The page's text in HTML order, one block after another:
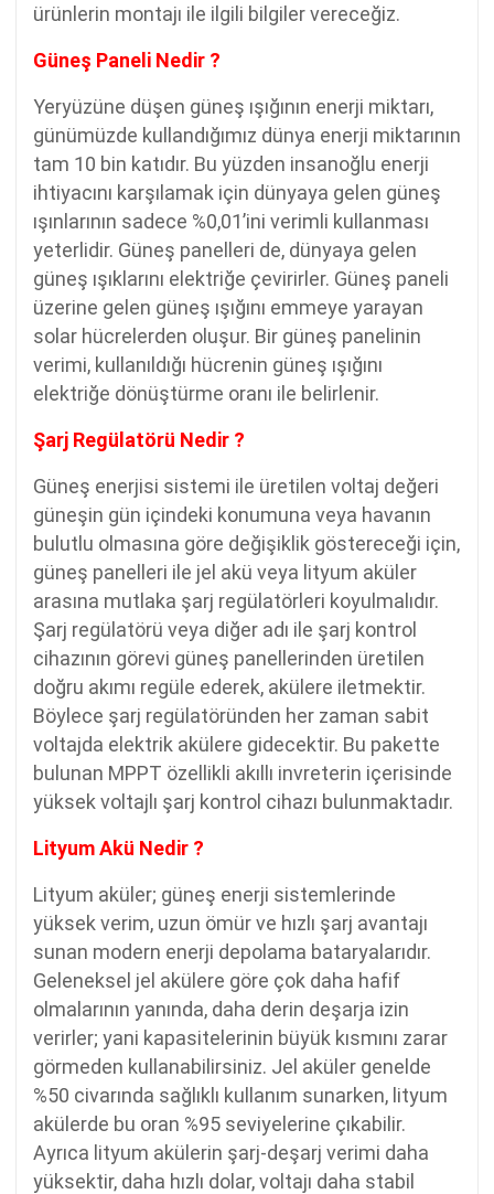
ürünlerin montajı ile ilgili bilgiler vereceğiz.
Güneş Paneli Nedir ?
Yeryüzüne düşen güneş ışığının enerji miktarı,
günümüzde kullandığımız dünya enerji miktarının
tam 10 bin katıdır. Bu yüzden insanoğlu enerji
ihtiyacını karşılamak için dünyaya gelen güneş
ışınlarının sadece %0,01’ini verimli kullanması
yeterlidir. Güneş panelleri de, dünyaya gelen
güneş ışıklarını elektriğe çevirirler. Güneş paneli
üzerine gelen güneş ışığını emmeye yarayan
solar hücrelerden oluşur. Bir güneş panelinin
verimi, kullanıldığı hücrenin güneş ışığını
elektriğe dönüştürme oranı ile belirlenir.
Şarj Regülatörü Nedir ?
Güneş enerjisi sistemi ile üretilen voltaj değeri
güneşin gün içindeki konumuna veya havanın
bulutlu olmasına göre değişiklik göstereceği için,
güneş panelleri ile jel akü veya lityum aküler
arasına mutlaka şarj regülatörleri koyulmalıdır.
Şarj regülatörü veya diğer adı ile şarj kontrol
cihazının görevi güneş panellerinden üretilen
doğru akımı regüle ederek, akülere iletmektir.
Böylece şarj regülatöründen her zaman sabit
voltajda elektrik akülere gidecektir. Bu pakette
bulunan MPPT özellikli akıllı invreterin içerisinde
yüksek voltajlı şarj kontrol cihazı bulunmaktadır.
Lityum Akü Nedir ?
Lityum aküler; güneş enerji sistemlerinde
yüksek verim, uzun ömür ve hızlı şarj avantajı
sunan modern enerji depolama bataryalarıdır.
Geleneksel jel akülere göre çok daha hafif
olmalarının yanında, daha derin deşarja izin
verirler; yani kapasitelerinin büyük kısmını zarar
görmeden kullanabilirsiniz. Jel aküler genelde
%50 civarında sağlıklı kullanım sunarken, lityum
akülerde bu oran %95 seviyelerine çıkabilir.
Ayrıca lityum akülerin şarj-deşarj verimi daha
yüksektir, daha hızlı dolar, voltajı daha stabil